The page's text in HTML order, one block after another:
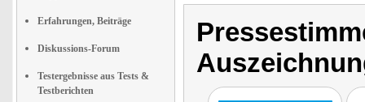
Erfahrungen, Beiträge
Diskussions-Forum
Testergebnisse aus Tests &
Testberichten